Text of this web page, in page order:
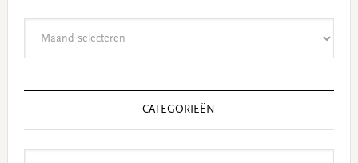
CATEGORIEËN